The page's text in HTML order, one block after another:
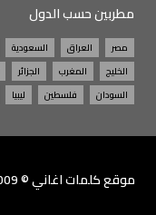
مطربين حسب الدول
مصر العراق السعودية
الخليج
المغرب الجزائر
السودان
فلسطين ليبيا
موقعكلمات اغاني